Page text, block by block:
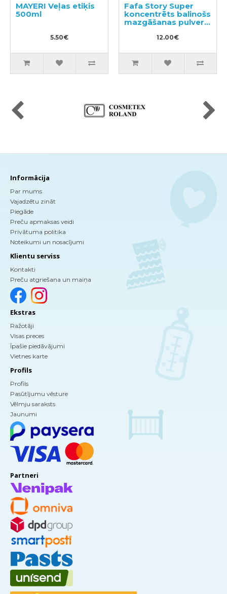
MAYERI Veļas etiķis
500ml
5.50€
Fafa Story Super
koncentrēts balinošs
mazgāšanas pulveris
12.00€
Informācija
Par mums
Vajadzētu zināt
Piegāde
Preču apmaksas veidi
Privātuma politika
Noteikumi un nosacījumi
Klientu serviss
Kontakti
Preču atgriešana un maiņa
Ekstras
Ražotāji
Visas preces
Īpašie piedāvājumi
Vietnes karte
Profils
Profils
Pasūtījumu vēsture
Vēlmju saraksts
Jaunumi
Partneri